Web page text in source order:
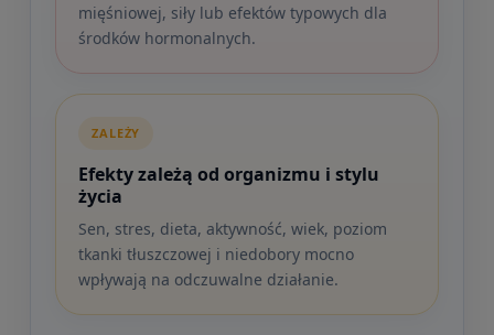
mięśniowej, siły lub efektów typowych dla
środków hormonalnych.
ZALEŻY
Efekty zależą od organizmu i stylu
życia
Sen, stres, dieta, aktywność, wiek, poziom
tkanki tłuszczowej i niedobory mocno
wpływają na odczuwalne działanie.